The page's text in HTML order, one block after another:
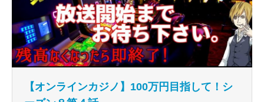
【オンラインカジノ】100万円目指して！シ